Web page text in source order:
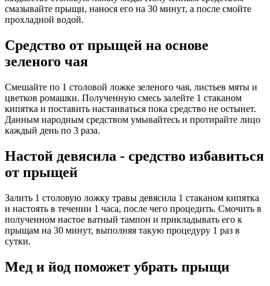
смазывайте прыщи, нанося его на 30 минут, а после смойте
прохладной водой.
Средство от прыщей на основе
зеленого чая
Смешайте по 1 столовой ложке зеленого чая, листьев мяты и
цветков ромашки. Полученную смесь залейте 1 стаканом
кипятка и поставить настаиваться пока средство не остынет.
Данным народным средством умывайтесь и протирайте лицо
каждый день по 3 раза.
Настой девясила - средство избавиться
от прыщей
Залить 1 столовую ложку травы девясила 1 стаканом кипятка
и настоять в течении 1 часа, после чего процедить. Смочить в
полученном настое ватный тампон и прикладывать его к
прыщам на 30 минут, выполняя такую процедуру 1 раз в
сутки.
Мед и йод поможет убрать прыщи